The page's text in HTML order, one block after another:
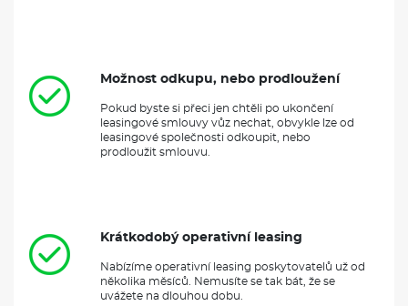
Možnost odkupu, nebo prodloužení
Pokud byste si přeci jen chtěli po ukončení
leasingové smlouvy vůz nechat, obvykle lze od
leasingové společnosti odkoupit, nebo
prodloužit smlouvu.
Krátkodobý operativní leasing
Nabízíme operativní leasing poskytovatelů už od
několika měsíců. Nemusíte se tak bát, že se
uvážete na dlouhou dobu.